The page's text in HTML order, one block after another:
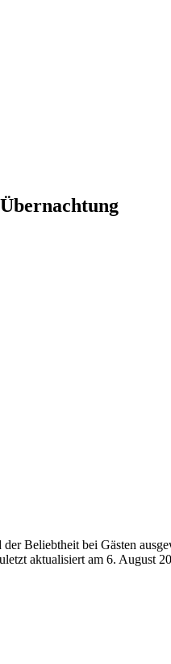
Beliebtheit bei Gästen
aktualisiert am 6. August